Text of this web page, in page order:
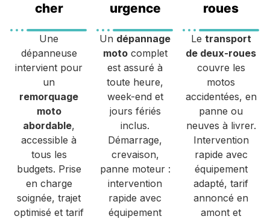
cher
Une
dépanneuse
intervient pour
un
remorquage
moto
abordable,
accessible à
tous les
budgets. Prise
en charge
soignée, trajet
optimisé et tarif
urgence
Un dépannage
motocomplet
est assuré à
toute heure,
week-end et
jours fériés
inclus.
Démarrage,
crevaison,
panne moteur :
intervention
rapide avec
équipement
roues
Le transport
de deux-roues
couvre les
motos
accidentées, en
panne ou
neuves à livrer.
Intervention
rapide avec
équipement
adapté, tarif
annoncé en
amont et